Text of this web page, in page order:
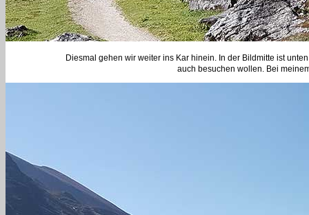
Diesmal gehen wir weiter ins Kar hinein. In der Bildmitte ist
auch besuchen wollen. Bei